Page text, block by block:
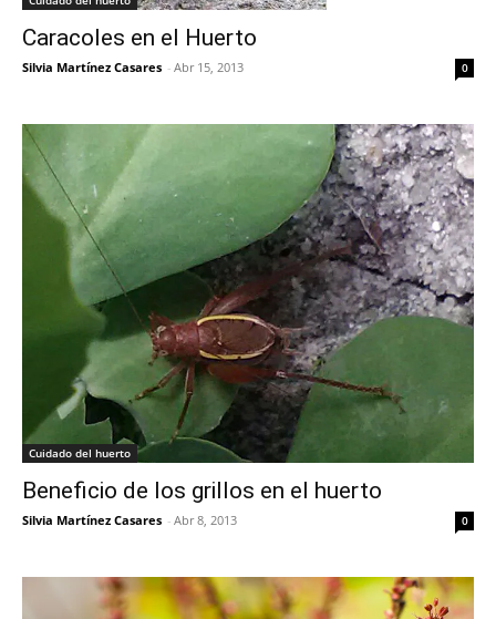
Caracoles en el Huerto
Silvia Martínez Casares - Abr 15, 2013 0
Cuidado del huerto
Beneficio de los grillos en el huerto
Silvia Martínez Casares - Abr 8, 2013 0